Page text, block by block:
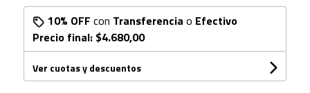
10% OFF con Transferencia o Efectivo
Precio final: $4.680,00
Ver cuotas y descuentos